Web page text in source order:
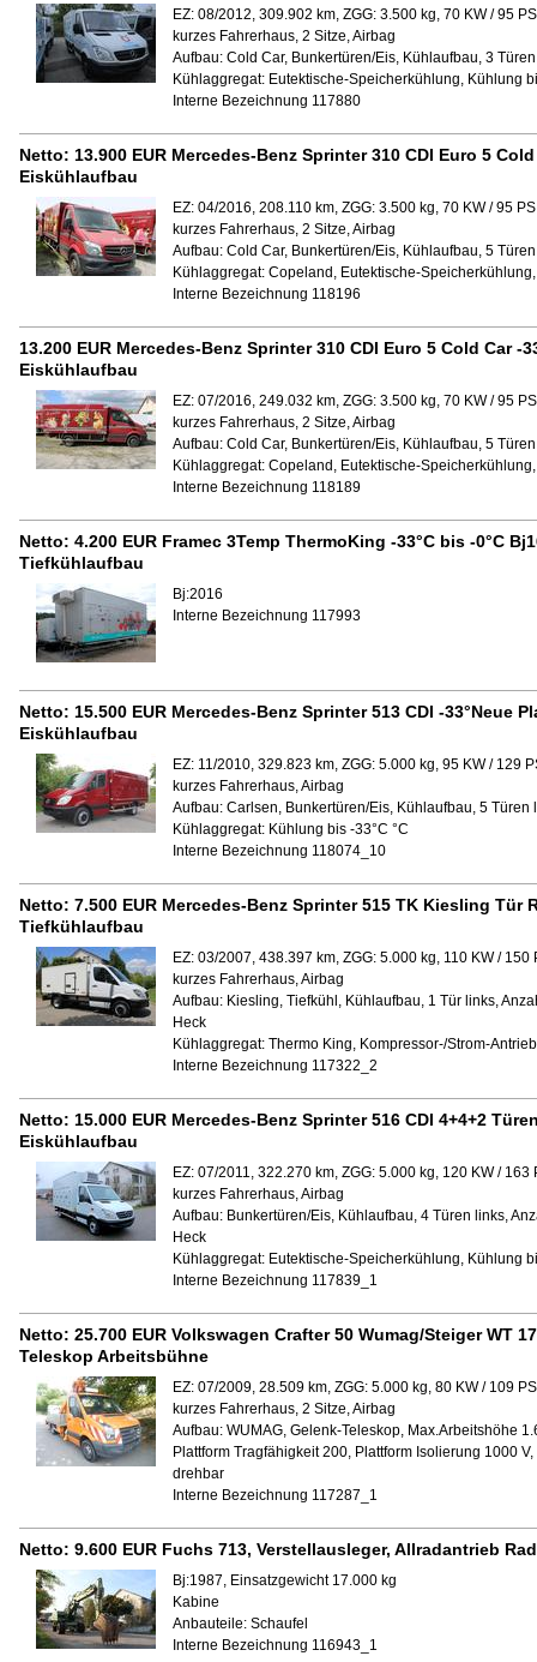
EZ: 08/2012, 309.902 km, ZGG: 3.500 kg, 70 KW / 95
kurzes Fahrerhaus, 2 Sitze, Airbag
Aufbau: Cold Car, Bunkertüren/Eis, Kühlaufbau, 3
Kühlaggregat: Eutektische-Speicherkühlung, Kühlung
Interne Bezeichnung 117880
Netto: 13.900 EUR Mercedes-Benz Sprinter 310 CDI Euro 5 Cold
Eiskühlaufbau
EZ: 04/2016, 208.110 km, ZGG: 3.500 kg, 70 KW / 95
kurzes Fahrerhaus, 2 Sitze, Airbag
Aufbau: Cold Car, Bunkertüren/Eis, Kühlaufbau, 5
Kühlaggregat: Copeland, Eutektische-
Interne Bezeichnung 118196
13.200 EUR Mercedes-Benz Sprinter 310 CDI Euro 5 Cold Car -
Eiskühlaufbau
EZ: 07/2016, 249.032 km, ZGG: 3.500 kg, 70 KW / 95
kurzes Fahrerhaus, 2 Sitze, Airbag
Aufbau: Cold Car, Bunkertüren/Eis, Kühlaufbau, 5
Kühlaggregat: Copeland, Eutektische-
Interne Bezeichnung 118189
Netto: 4.200 EUR Framec 3Temp ThermoKing -33°C bis -0°C
Tiefkühlaufbau
Bj:2016
Interne Bezeichnung 117993
Netto: 15.500 EUR Mercedes-Benz Sprinter 513 CDI -33°Neue
Eiskühlaufbau
EZ: 11/2010, 329.823 km, ZGG: 5.000 kg, 95 KW / 129
kurzes Fahrerhaus, Airbag
Aufbau: Carlsen, Bunkertüren/Eis, Kühlaufbau, 5 Türen
Kühlaggregat: Kühlung bis -33°C °C
Interne Bezeichnung 118074_10
Netto: 7.500 EUR Mercedes-Benz Sprinter 515 TK Kiesling Tür
Tiefkühlaufbau
EZ: 03/2007, 438.397 km, ZGG: 5.000 kg, 110 KW /
kurzes Fahrerhaus, Airbag
Aufbau: Kiesling, Tiefkühl, Kühlaufbau, 1 Tür links,
Heck
Kühlaggregat: Thermo King, Kompressor-/Strom-
Interne Bezeichnung 117322_2
Netto: 15.000 EUR Mercedes-Benz Sprinter 516 CDI 4+4+2
Eiskühlaufbau
EZ: 07/2011, 322.270 km, ZGG: 5.000 kg, 120 KW /
kurzes Fahrerhaus, Airbag
Aufbau: Bunkertüren/Eis, Kühlaufbau, 4 Türen links,
Heck
Kühlaggregat: Eutektische-Speicherkühlung, Kühlung
Interne Bezeichnung 117839_1
Netto: 25.700 EUR Volkswagen Crafter 50 Wumag/Steiger WT
Teleskop Arbeitsbühne
EZ: 07/2009, 28.509 km, ZGG: 5.000 kg, 80 KW / 109
kurzes Fahrerhaus, 2 Sitze, Airbag
Aufbau: WUMAG, Gelenk-Teleskop, Max.Arbeitshöhe
Plattform Tragfähigkeit 200, Plattform Isolierung 1000
drehbar
Interne Bezeichnung 117287_1
Netto: 9.600 EUR Fuchs 713, Verstellausleger, Allradantrieb
Bj:1987, Einsatzgewicht 17.000 kg
Kabine
Anbauteile: Schaufel
Interne Bezeichnung 116943_1